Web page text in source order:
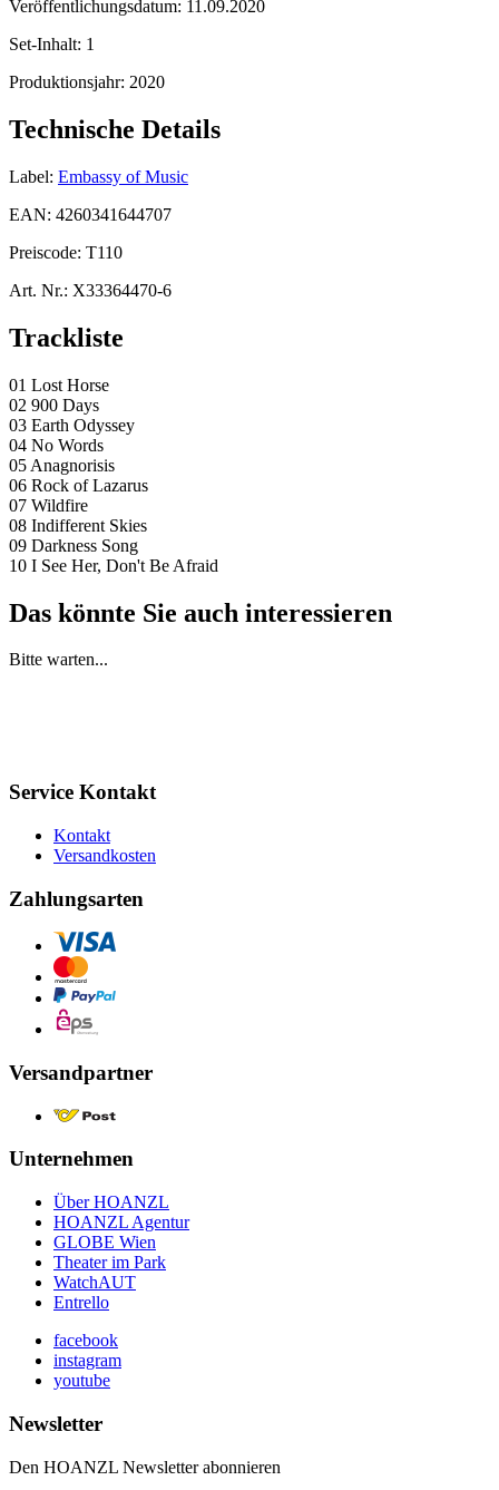
Veröffentlichungsdatum: 11.09.2020
Set-Inhalt: 1
Produktionsjahr: 2020
Technische Details
Label: Embassy of Music
EAN: 4260341644707
Preiscode: T110
Art. Nr.: X33364470-6
Trackliste
01 Lost Horse
02 900 Days
03 Earth Odyssey
04 No Words
05 Anagnorisis
06 Rock of Lazarus
07 Wildfire
08 Indifferent Skies
09 Darkness Song
10 I See Her, Don't Be Afraid
Das könnte Sie auch interessieren
Bitte warten...
Service Kontakt
Kontakt
Versandkosten
Zahlungsarten
Versandpartner
Unternehmen
Über HOANZL
HOANZL Agentur
GLOBE Wien
Theater im Park
WatchAUT
Entrello
facebook
instagram
youtube
Newsletter
Den HOANZL Newsletter abonnieren